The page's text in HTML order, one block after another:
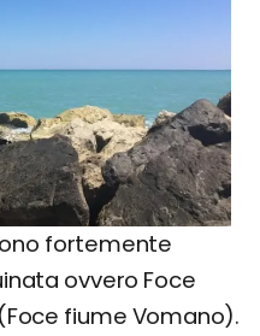
fortemente
ovvero Foce
fiume Vomano).